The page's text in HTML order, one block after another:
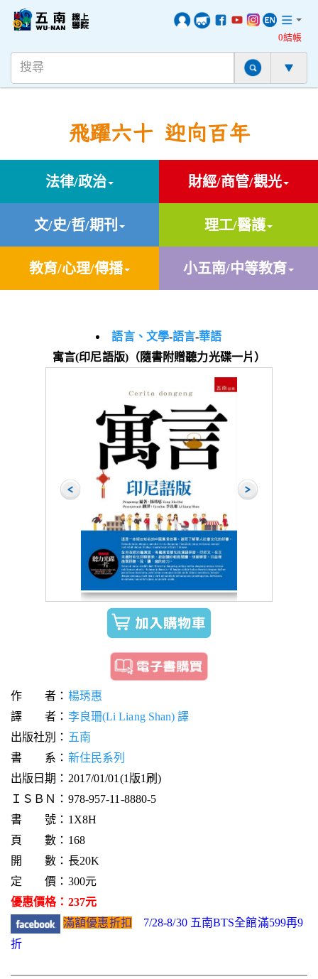
0結帳
飛躍六十 迎向百年
法律/政治 財經/商管/觀光
文/史/哲/期刊 理工/醫護
教育/心理/傳播 小五南/中等教育
語言、文學-語言-華語
寓言(印尼語版)（隨書附贈聽力光碟一片）
作 者： 楊琇惠
譯 者： 李良珊(Li Liang Shan) 譯
出版社別： 五南
書 系： 新住民系列
出版日期：2017/01/01(1版1刷)
ＩＳＢＮ：978-957-11-8880-5
書 號：1X8H
頁 數：168
開 數：長20K
定 價：300元
優惠價格：237元
滿額優惠折扣
7/28-8/30 五南BTS全館滿599再9
折